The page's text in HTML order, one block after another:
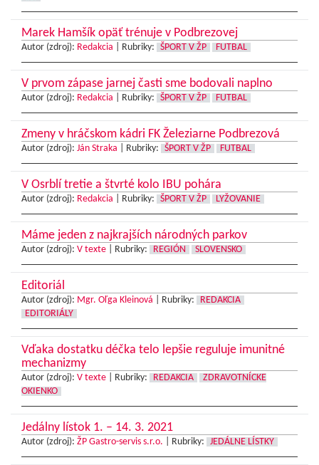
Marek Hamšík opäť trénuje v Podbrezovej
Autor (zdroj): Redakcia Rubriky: ŠPORT V ŽP FUTBAL
V prvom zápase jarnej časti sme bodovali naplno
Autor (zdroj): Redakcia Rubriky: ŠPORT V ŽP FUTBAL
Zmeny v hráčskom kádri FK Železiarne Podbrezová
Autor (zdroj): Ján Straka Rubriky: ŠPORT V ŽP FUTBAL
V Osrblí tretie a štvrté kolo IBU pohára
Autor (zdroj): Redakcia Rubriky: ŠPORT V ŽP LYŽOVANIE
Máme jeden z najkrajších národných parkov
Autor (zdroj): V texte Rubriky: REGIÓN SLOVENSKO
Editoriál
Autor (zdroj): Mgr. Oľga Kleinová Rubriky:
REDAKCIA
EDITORIÁLY
Vďaka dostatku déčka telo lepšie reguluje imunitné
mechanizmy
Autor (zdroj): V texte Rubriky: REDAKCIA
ZDRAVOTNÍCKE
OKIENKO
Jedálny lístok 1. – 14. 3. 2021
Autor (zdroj): ŽP Gastro-servis s.r.o. Rubriky: JEDÁLNE LÍSTKY